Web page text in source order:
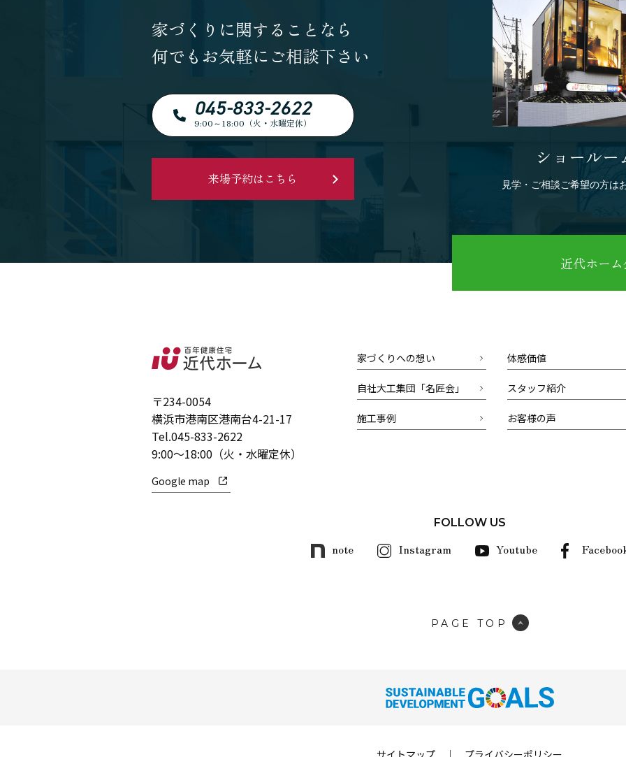
家づくりに関することなら
何でもお気軽にご相談下さい
045-833-2622
9:00～18:00（火・水曜定休）
来場予約はこちら
ショール
見学・ご相談ご希望の方は
近代ホー
〒234-0054
横浜市港南区港南台4-21-17
Tel.045-833-2622
9:00～18:00（火・水曜定休）
Google map
家づくりへの想い 体感価値
自社大工集団「名匠会」 スタッフ紹介
施工事例 お客様の声
FOLLOW US
note Instagram Youtube
PAGE TOP
サイトマップ ｜ プライバシーポリシー